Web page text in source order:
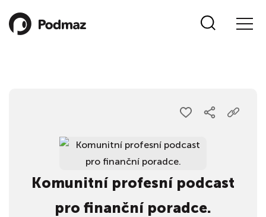
Komunitní profesní podcast
pro finanční poradce.